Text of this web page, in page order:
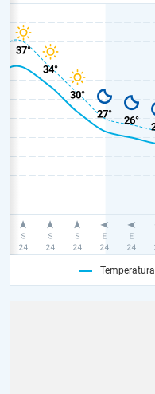
Temperatura